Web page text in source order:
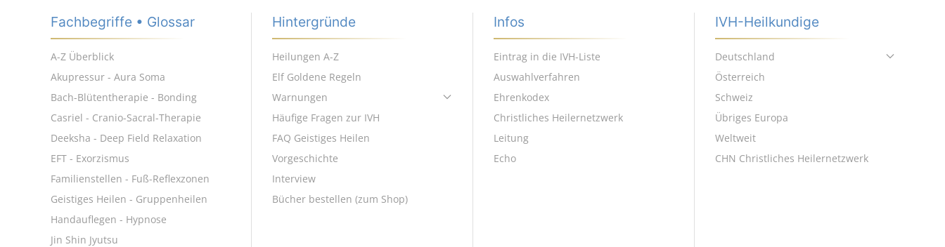
Fachbegriffe • Glossar
A-Z Überblick
Akupressur - Aura Soma
Bach-Blütentherapie - Bonding
Casriel - Cranio-Sacral-Therapie
Deeksha - Deep Field Relaxation
EFT - Exorzismus
Familienstellen - Fuß-Reflexzonen
Geistiges Heilen - Gruppenheilen
Handauflegen - Hypnose
Jin Shin Jyutsu
Hintergründe
Heilungen A-Z
Elf Goldene Regeln
Warnungen
Häufige Fragen zur IVH
FAQ Geistiges Heilen
Vorgeschichte
Interview
Bücher bestellen (zum Shop)
Infos
Eintrag in die IVH-Liste
Auswahlverfahren
Ehrenkodex
Christliches Heilernetzwerk
Leitung
Echo
IVH-Heilkundige
Deutschland
Österreich
Schweiz
Übriges Europa
Weltweit
CHN Christliches Heilernetzwerk